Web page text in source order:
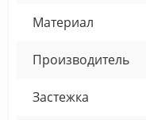
Материал
Производитель
Застежка